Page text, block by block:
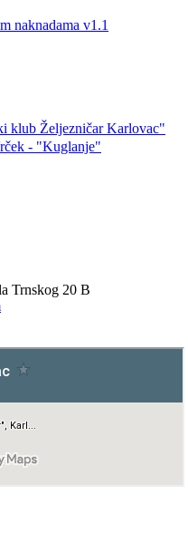
naknadama v1.1
klub Željezničar Karlovac"
- "Kuglanje"
Trnskog 20 B